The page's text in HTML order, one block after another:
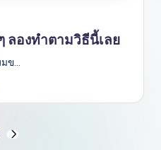
ลองทำตามวิธีนี้เลย
มข…
NEXT